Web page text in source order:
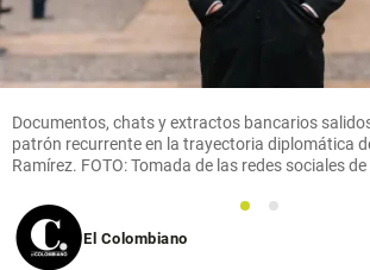
Documentos, chats y extractos bancarios
patrón recurrente en la trayectoria diplomática
Ramírez. FOTO: Tomada de las redes sociales
1
2
El Colombiano